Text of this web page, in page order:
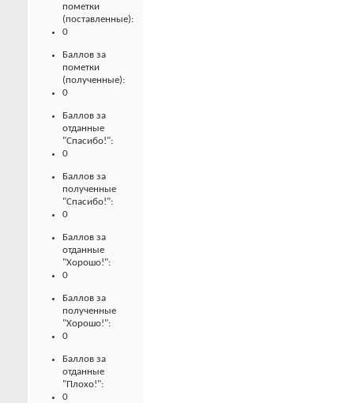
пометки
(поставленные):
0
Баллов за
пометки
(полученные):
0
Баллов за
отданные
"Спасибо!":
0
Баллов за
полученные
"Спасибо!":
0
Баллов за
отданные
"Хорошо!":
0
Баллов за
полученные
"Хорошо!":
0
Баллов за
отданные
"Плохо!":
0